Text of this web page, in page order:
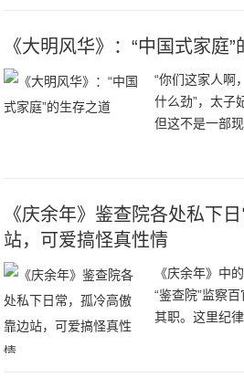
《大明风华》：“中国式家庭
“你们这家人啊
什么劲”，太子
但这不是一部
湖南卫视热播
《庆余年》鉴查院各处私下
站，可爱搞怪真性情
《庆余年》中
“鉴查院”监察
其职。这里纪
方式看看吧。